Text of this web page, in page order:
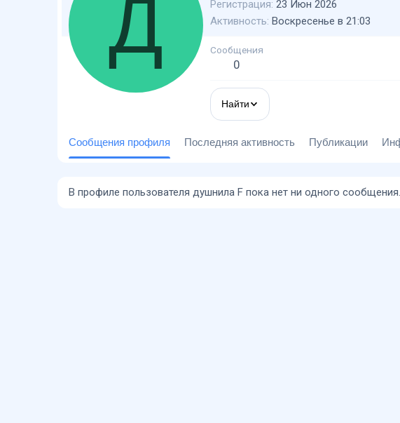
Д
Регистрация 23 Июн 2026
Активность Воскресенье в 21:03
Сообщения
0
Найти
Сообщения профиля Последняя активность Публикации
В профиле пользователя душнила F пока нет ни одного сообщения.